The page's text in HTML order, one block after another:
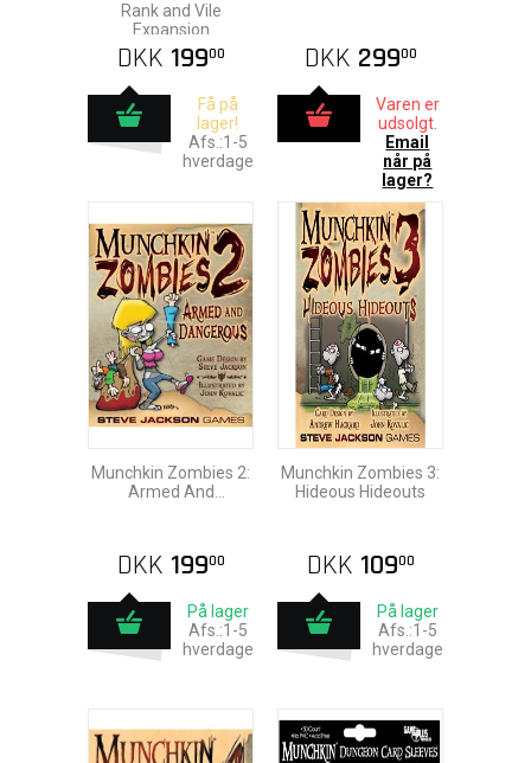
Rank and Vile
Expansion
DKK 19900
Få på
lager!
Afs.:1-5
hverdage
DKK 29900
Varen er
udsolgt.
Email
når på
lager?
Munchkin Zombies 2:
Armed And
DKK 19900
På lager
Afs.:1-5
hverdage
Munchkin Zombies 3:
Hideous Hideouts
DKK 10900
På lager
Afs.:1-5
hverdage